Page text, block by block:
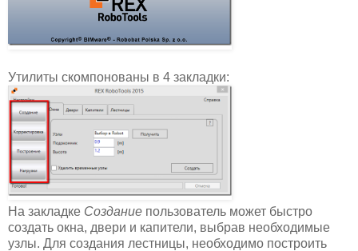
Утилиты скомпонованы в 4 закладки:
На закладке Создание пользователь может быстро
создать окна, двери и капители, выбрав необходимые
узлы. Для создания лестницы, необходимо построить